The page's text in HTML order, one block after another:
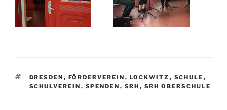
SCHLAGWÖRTER
DRESDEN , FÖRDERVEREIN , LOCKWITZ , SCHULE ,
SCHULVEREIN , SPENDEN , SRH , SRH OBERSCHULE